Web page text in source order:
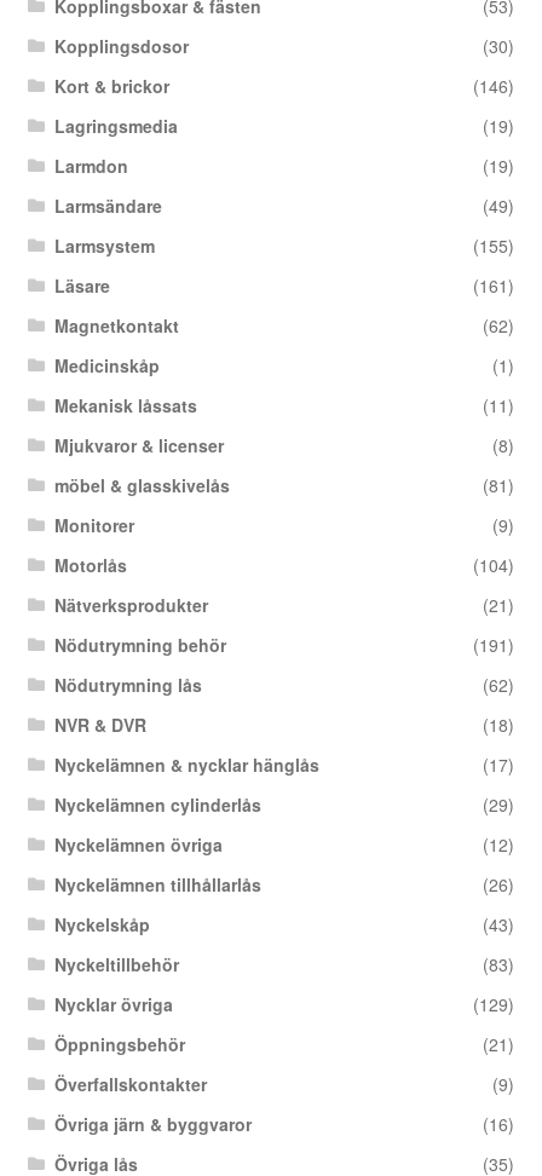
Kopplingsboxar & fästen
(53)
Kopplingsdosor
(30)
Kort & brickor
(146)
Lagringsmedia
(19)
Larmdon
(19)
Larmsändare
(49)
Larmsystem
(155)
Läsare
(161)
Magnetkontakt
(62)
Medicinskåp
(1)
Mekanisk låssats
(11)
Mjukvaror & licenser
(8)
möbel & glasskivelås
(81)
Monitorer
(9)
Motorlås
(104)
Nätverksprodukter
(21)
Nödutrymning behör
(191)
Nödutrymning lås
(62)
NVR & DVR
(18)
Nyckelämnen & nycklar hänglås
(17)
Nyckelämnen cylinderlås
(29)
Nyckelämnen övriga
(12)
Nyckelämnen tillhållarlås
(26)
Nyckelskåp
(43)
Nyckeltillbehör
(83)
Nycklar övriga
(129)
Öppningsbehör
(21)
Överfallskontakter
(9)
Övriga järn & byggvaror
(16)
Övriga lås
(35)